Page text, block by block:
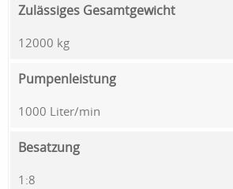
Zulässiges Gesamtgewicht
12000 kg
Pumpenleistung
1000 Liter/min
Besatzung
1:8